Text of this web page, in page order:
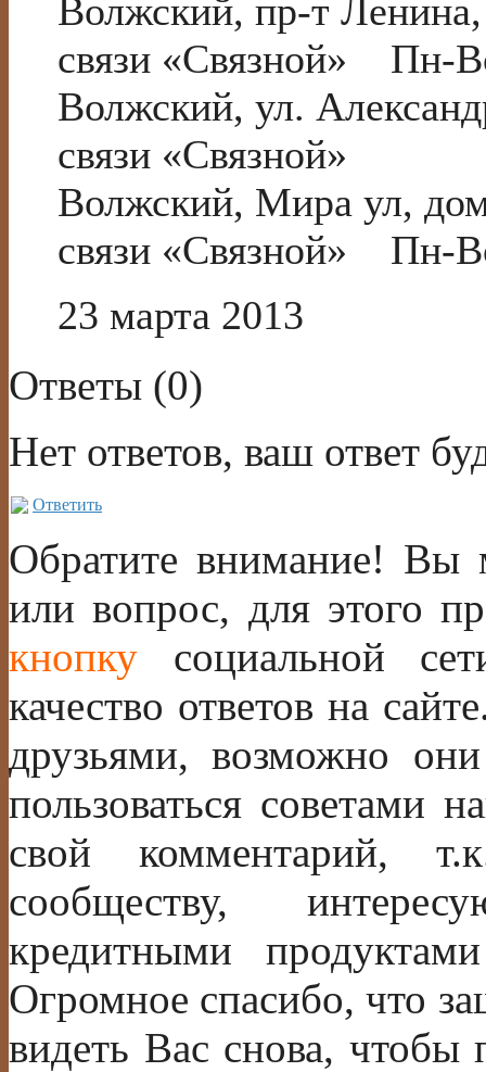
Волжский, пр-т
связи «Связной» Пн-
Волжский, ул.
связи «Связной»
Волжский, Мира ул,
связи «Связной» Пн-
23 марта 2013
Ответы (0)
Нет ответов, ваш ответ
Ответить
Обратите внимание! Вы
или вопрос, для этого
кнопку социальной
качество ответов на
друзьями, возможно
пользоваться советами
свой комментарий,
сообществу,
кредитными
Огромное спасибо, что
видеть Вас снова, чтобы